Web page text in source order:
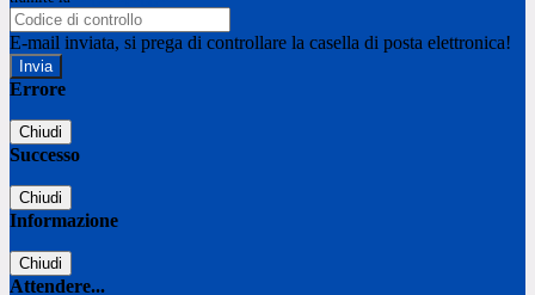
E-mail inviata, si prega di controllare la casella di posta elettronica!
Errore
Chiudi
Successo
Chiudi
Informazione
Chiudi
Attendere...